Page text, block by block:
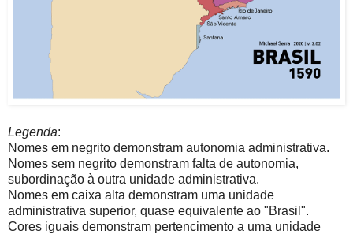
Legenda:
Nomes em negrito demonstram autonomia administrativa.
Nomes sem negrito demonstram falta de autonomia,
subordinação à outra unidade administrativa.
Nomes em caixa alta demonstram uma unidade
administrativa superior, quase equivalente ao "Brasil".
Cores iguais demonstram pertencimento a uma unidade